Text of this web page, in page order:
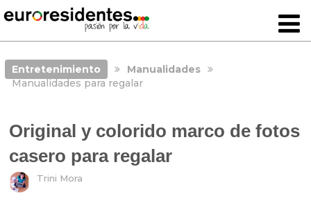
Entretenimiento
Manualidades
Manualidades para regalar
Original y colorido marco de fotos
casero para regalar
Trini Mora